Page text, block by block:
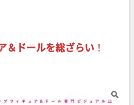
＆ドールを総ざらい ！